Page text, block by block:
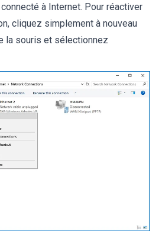
à Internet. Pour réactiver
cliquez simplement à nouveau
la souris et sélectionnez